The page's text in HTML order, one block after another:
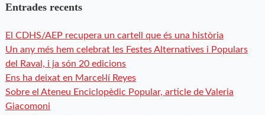
Entrades recents
El CDHS/AEP recupera un cartell que és una història
Un any més hem celebrat les Festes Alternatives i Populars
del Raval, i ja són 20 edicions
Ens ha deixat en Marcel·lí Reyes
Sobre el Ateneu Enciclopèdic Popular, article de Valeria
Giacomoni